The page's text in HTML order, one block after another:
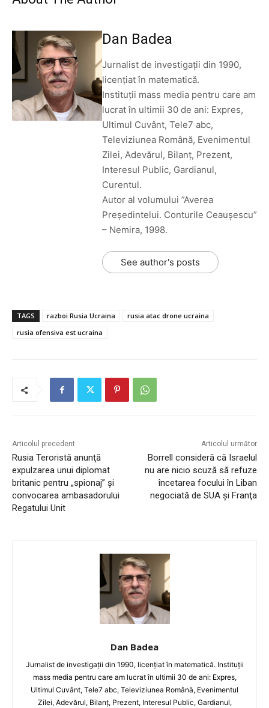
Dan Badea
Jurnalist de investigații din 1990,
licențiat în matematică.
Instituții mass media pentru care am
lucrat în ultimii 30 de ani: Expres,
Ultimul Cuvânt, Tele7 abc,
Televiziunea Română, Evenimentul
Zilei, Adevărul, Bilanț, Prezent,
Interesul Public, Gardianul,
Curentul.
Autor al volumului ”Averea
Președintelui. Conturile Ceaușescu”
– Nemira, 1998.
See author's posts
TAGS razboi Rusia Ucraina
rusia atac drone ucraina
rusia ofensiva est ucraina
Articolul precedent
Rusia Teroristă anunţă
expulzarea unui diplomat
britanic pentru „spionaj” şi
convocarea ambasadorului
Regatului Unit
Articolul următor
Borrell consideră că Israelul
nu are nicio scuză să refuze
încetarea focului în Liban
negociată de SUA şi Franţa
Dan Badea
Jurnalist de investigații din 1990, licențiat în matematică. Instituții
mass media pentru care am lucrat în ultimii 30 de ani: Expres,
Ultimul Cuvânt, Tele7 abc, Televiziunea Română, Evenimentul
Zilei, Adevărul, Bilanț, Prezent, Interesul Public, Gardianul,